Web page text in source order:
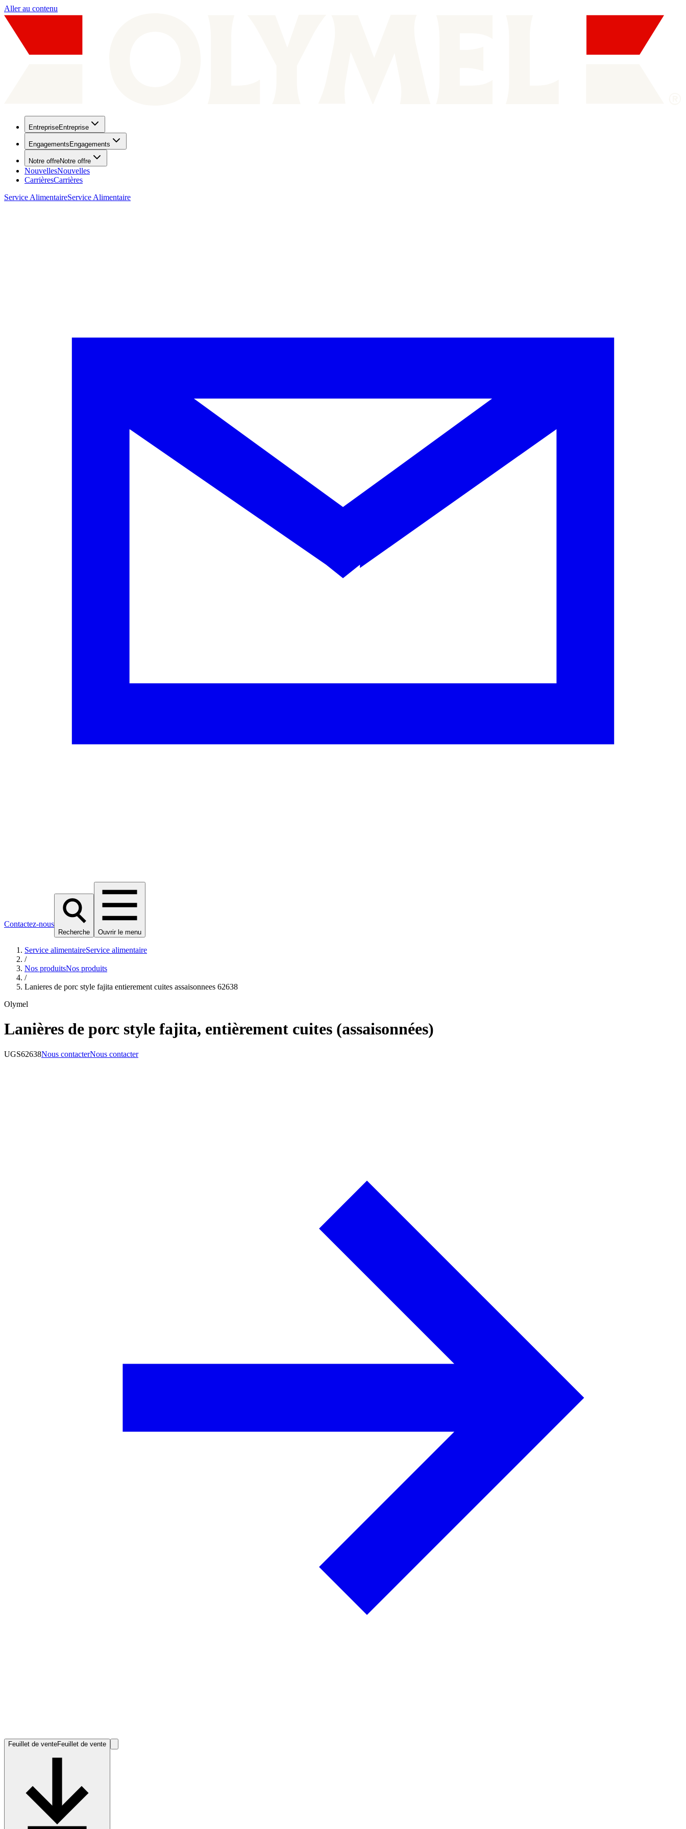
Aller au contenu
EntrepriseEntreprise
Engagements Engagements
Notre offreNotre offre
NouvellesNouvelles
CarrièresCarrières
Service AlimentaireService Alimentaire
Contactez-nous
Recherche Ouvrir le menu
Service alimentaireService alimentaire
/
Nos produitsNos produits
/
Lanieres de porc style fajita entierement cuites assaisonnees 62638
Olymel
Lanières de porc style fajita, entièrement cuites (assaisonnées)
UGS62638Nous contacterNous contacter
Feuillet de venteFeuillet de vente